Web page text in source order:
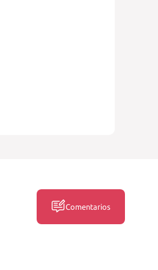
Comentarios